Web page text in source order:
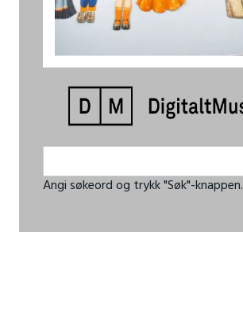
Angi søkeord og trykk "Søk"-knappen.